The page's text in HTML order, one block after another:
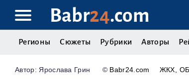
Babr24.com
Регионы Сюжеты Рубрики Авторы
Ярослава Грин © Babr24.com ЖКХ